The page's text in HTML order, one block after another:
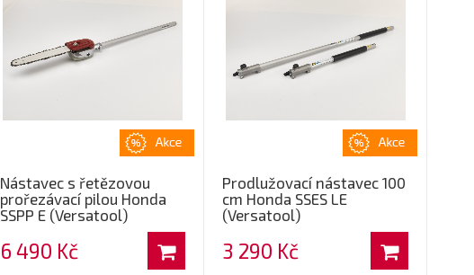
Nástavec s řetězovou
prořezávací pilou Honda
SSPP E (Versatool)
6 490 Kč
Prodlužovací nástavec 100
cm Honda SSES LE
(Versatool)
3 290 Kč